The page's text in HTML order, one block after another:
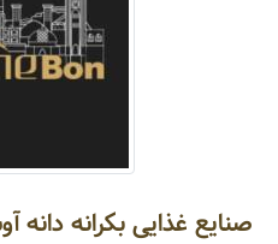
صنایع غذایی بکرانه دانه